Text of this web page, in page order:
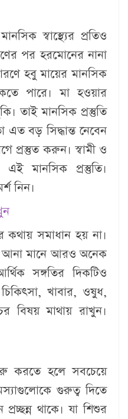
স্বাস্থ্যের প্রতিও
পর হরমোনের নানা
হবু মায়ের মানসিক
পারে। মা হওয়ার
তাই মানসিক প্রস্তুতি
এত বড় সিদ্ধান্ত নেবেন
প্রস্তুত করুন। স্বামী ও
মানসিক প্রস্তুতি।
নিন।
সমাধান হয় না।
আনা মানে আরও অনেক
সঙ্গতির দিকটিও
খাবার, ওষুধ,
বিষয় মাথায় রাখুন।
করতে হলে সবচেয়ে
গুরুত্ব দিতে
থাকে। যা শিশুর